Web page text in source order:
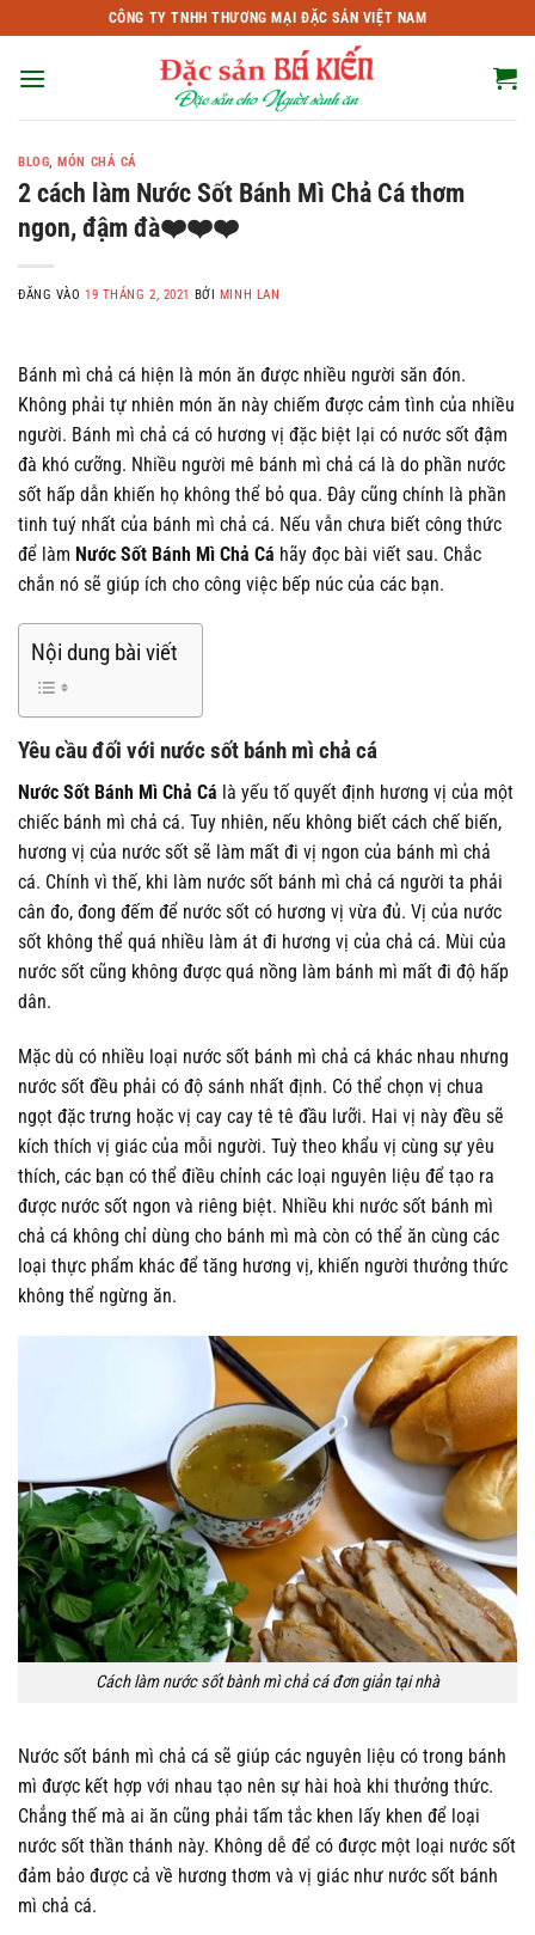
qua
nội
CÔNG TY TNHH THƯƠNG MẠI ĐẶC SẢN VIỆT NAM
BLOG,MÓN CHẢ CÁ
2 cách làm Nước Sốt Bánh Mì Chả Cá thơm
ngon, đậm đà❤️❤️❤️
ĐĂNG VÀO19 THÁNG 2, 2021 BỞI MINH LAN
Bánh mì chả cá hiện là món ăn được nhiều người săn đón.
Không phải tự nhiên món ăn này chiếm được cảm tình của nhiều
người. Bánh mì chả cá có hương vị đặc biệt lại có nước sốt đậm
đà khó cưỡng. Nhiều người mê bánh mì chả cá là do phần nước
sốt hấp dẫn khiến họ không thể bỏ qua. Đây cũng chính là phần
tinh tuý nhất của bánh mì chả cá. Nếu vẫn chưa biết công thức
để làm Nước Sốt Bánh Mì Chả Cá hãy đọc bài viết sau. Chắc
chắn nó sẽ giúp ích cho công việc bếp núc của các bạn.
Nội dung bài viết
Yêu cầu đối với nước sốt bánh mì chả cá
Nước Sốt Bánh Mì Chả Cá là yếu tố quyết định hương vị của một
chiếc bánh mì chả cá. Tuy nhiên, nếu không biết cách chế biến,
hương vị của nước sốt sẽ làm mất đi vị ngon của bánh mì chả
cá. Chính vì thế, khi làm nước sốt bánh mì chả cá người ta phải
cân đo, đong đếm để nước sốt có hương vị vừa đủ. Vị của nước
sốt không thể quá nhiều làm át đi hương vị của chả cá. Mùi của
nước sốt cũng không được quá nồng làm bánh mì mất đi độ hấp
dân.
Mặc dù có nhiều loại nước sốt bánh mì chả cá khác nhau nhưng
nước sốt đều phải có độ sánh nhất định. Có thể chọn vị chua
ngọt đặc trưng hoặc vị cay cay tê tê đầu lưỡi. Hai vị này đều sẽ
kích thích vị giác của mỗi người. Tuỳ theo khẩu vị cùng sự yêu
thích, các bạn có thể điều chỉnh các loại nguyên liệu để tạo ra
được nước sốt ngon và riêng biệt. Nhiều khi nước sốt bánh mì
chả cá không chỉ dùng cho bánh mì mà còn có thể ăn cùng các
loại thực phẩm khác để tăng hương vị, khiến người thưởng thức
không thể ngừng ăn.
Cách làm nước sốt bành mì chả cá đơn giản tại nhà
Nước sốt bánh mì chả cá sẽ giúp các nguyên liệu có trong bánh
mì được kết hợp với nhau tạo nên sự hài hoà khi thưởng thức.
Chẳng thế mà ai ăn cũng phải tấm tắc khen lấy khen để loại
nước sốt thần thánh này. Không dễ để có được một loại nước sốt
đảm bảo được cả về hương thơm và vị giác như nước sốt bánh
mì chả cá.